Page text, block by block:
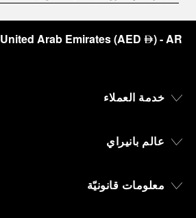
United Arab Emirates(AED ⃃)- AR
خدمة العملاء
عالم بانيراي
معلومات قانونيّة